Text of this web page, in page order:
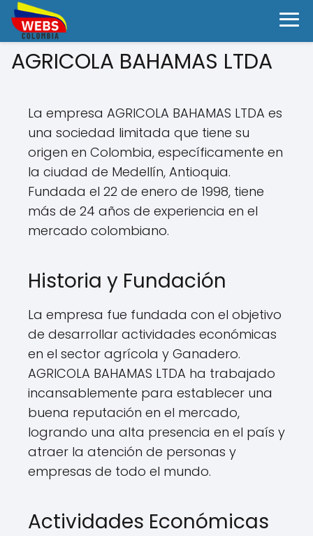
AGRICOLA BAHAMAS LTDA
La empresa AGRICOLA BAHAMAS LTDA es
una sociedad limitada que tiene su
origen en Colombia, específicamente en
la ciudad de Medellín, Antioquia.
Fundada el 22 de enero de 1998, tiene
más de 24 años de experiencia en el
mercado colombiano.
Historia y Fundación
La empresa fue fundada con el objetivo
de desarrollar actividades económicas
en el sector agrícola y Ganadero.
AGRICOLA BAHAMAS LTDA ha trabajado
incansablemente para establecer una
buena reputación en el mercado,
logrando una alta presencia en el país y
atraer la atención de personas y
empresas de todo el mundo.
Actividades Económicas